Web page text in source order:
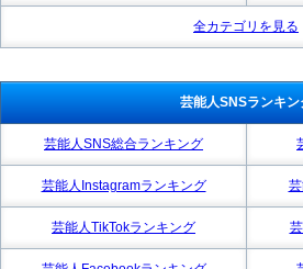
全カテゴリを見る
芸能人SNSランキン
芸能人SNS総合ランキング
芸能人Instagramランキング
芸能人TikTokランキング